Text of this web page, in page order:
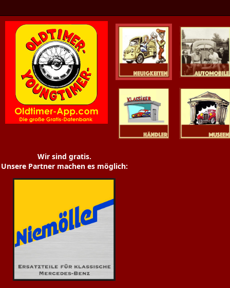
Youngtimer
Wir sind gratis.
Unsere Partner machen es möglich: